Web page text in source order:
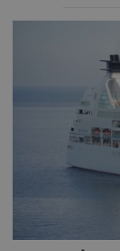
jednou
to je případ
například